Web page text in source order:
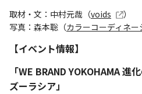
取材・文：中村元哉（voids
）
写真：森本聡（カラーコーディネー
【イベント情報】
「WE BRAND YOKOHAMA
ズーラシア」